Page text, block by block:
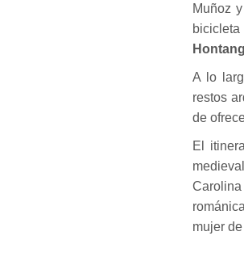
Muñoz
A lo
restos
de
El
mujer